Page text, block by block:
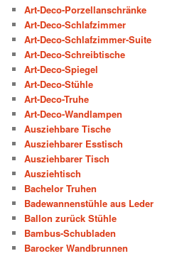
Art-Deco-Porzellanschränke
Art-Deco-Schlafzimmer
Art-Deco-Schlafzimmer-Suite
Art-Deco-Schreibtische
Art-Deco-Spiegel
Art-Deco-Stühle
Art-Deco-Truhe
Art-Deco-Wandlampen
Ausziehbare Tische
Ausziehbarer Esstisch
Ausziehbarer Tisch
Ausziehtisch
Bachelor Truhen
Badewannenstühle aus Leder
Ballon zurück Stühle
Bambus-Schubladen
Barocker Wandbrunnen